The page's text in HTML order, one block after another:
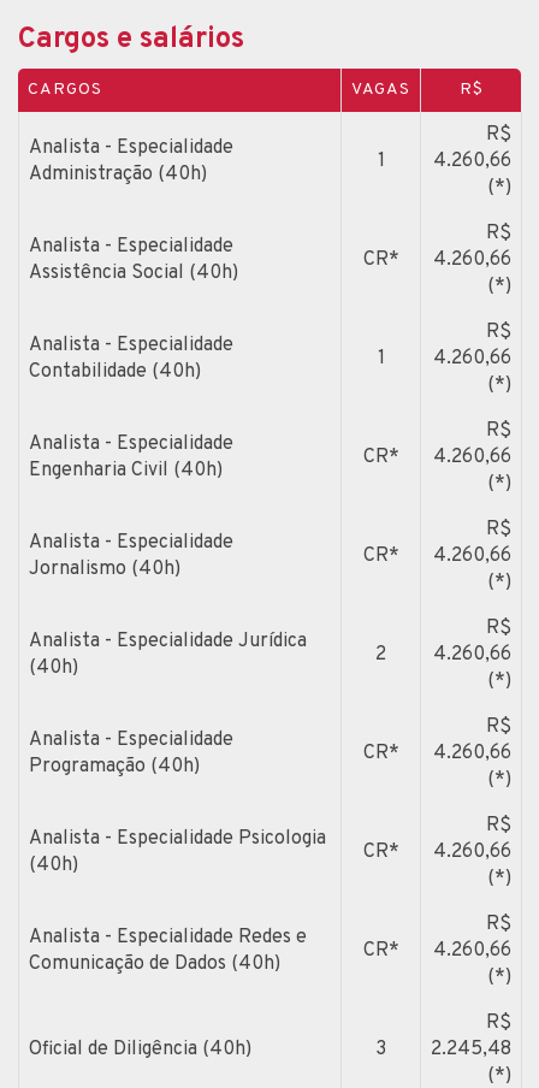
Cargos e salários
CARGOS VAGAS R$
Analista - Especialidade
Administração (40h)
1
R$
4.260,66
(*)
Analista - Especialidade
Assistência Social (40h)
CR*
R$
4.260,66
(*)
Analista - Especialidade
Contabilidade (40h)
1
R$
4.260,66
(*)
Analista - Especialidade
Engenharia Civil (40h)
CR*
R$
4.260,66
(*)
Analista - Especialidade
Jornalismo (40h)
CR*
R$
4.260,66
(*)
Analista - Especialidade Jurídica
(40h)
2
R$
4.260,66
(*)
Analista - Especialidade
Programação (40h)
CR*
R$
4.260,66
(*)
Analista - Especialidade Psicologia
(40h)
CR*
R$
4.260,66
(*)
Analista - Especialidade Redes e
Comunicação de Dados (40h)
CR*
R$
4.260,66
(*)
Oficial de Diligência (40h) 3
R$
2.245,48
(*)